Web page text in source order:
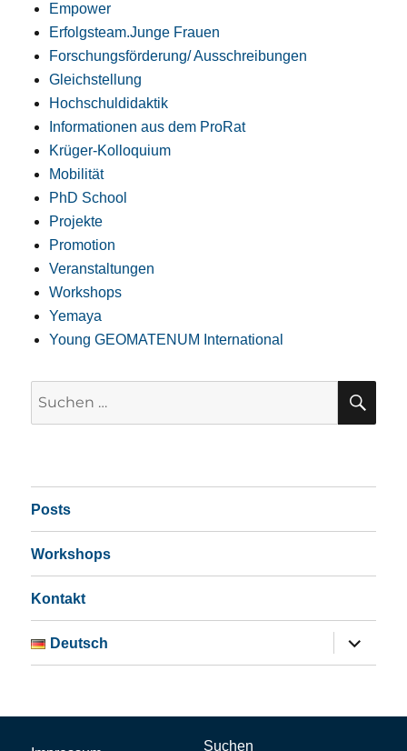
Empower
Erfolgsteam.Junge Frauen
Forschungsförderung/ Ausschreibungen
Gleichstellung
Hochschuldidaktik
Informationen aus dem ProRat
Krüger-Kolloquium
Mobilität
PhD School
Projekte
Promotion
Veranstaltungen
Workshops
Yemaya
Young GEOMATENUM International
Posts
Workshops
Kontakt
Deutsch
öffnen
Suchen